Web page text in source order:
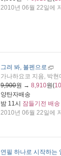
2010년 06월 22일에
그려 봐, 볼펜으로
가나하요코 지음, 박
9,900원 → 8,910원(
양탄자배송
밤 11시 잠들기전 배송
2010년 06월 22일에
연필 하나로 시작하는